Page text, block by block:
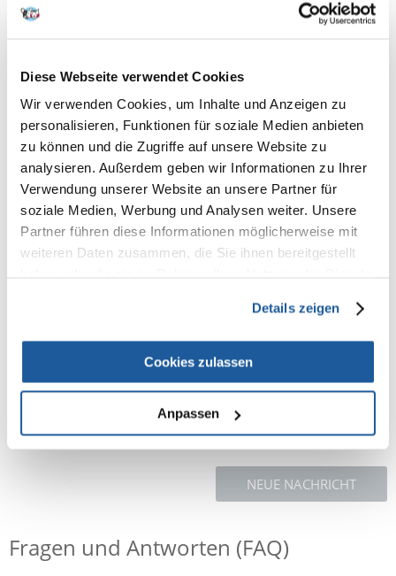
Diese Webseite verwendet Cookies
Wir verwenden Cookies, um Inhalte und Anzeigen zu
personalisieren, Funktionen für soziale Medien anbieten
zu können und die Zugriffe auf unsere Website zu
analysieren. Außerdem geben wir Informationen zu Ihrer
Verwendung unserer Website an unsere Partner für
soziale Medien, Werbung und Analysen weiter. Unsere
Partner führen diese Informationen möglicherweise mit
weiteren Daten zusammen, die Sie ihnen bereitgestellt
Details zeigen
Cookies zulassen
Anpassen
Dank des Kugellagers läuft der Laufbandmechanismus extrem sanft und
aktivsten ist.
Die wichtigsten Vorteile:
Natürliches, unbehandeltes Holz - sicher und umweltfreundlich
Mit Kork ausgelegte Lauffläche - Komfort und Pfotenschutz
Leiser und sanfter Lauf - dank hochwertiger Kugellager
Robuste, stabile Konstruktion - lange Produktlebensdauer
Geeignet für Hamster und kleine Nager
NEUE NACHRICHT
Fragen und Antworten (FAQ)